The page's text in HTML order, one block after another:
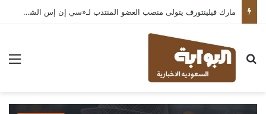
مارك فيلينتورف يتولى منصب العضو المنتدب لـ«سي إن إس الشرق الأوسط» ويشرف على شركات قطاع التكنولوجيا ضمن مجموعة غباش
بحث عن